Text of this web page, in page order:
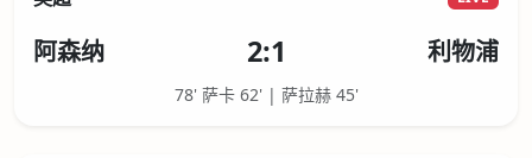
阿森纳 2:1 利物浦
78' 萨卡 62' | 萨拉赫 45'